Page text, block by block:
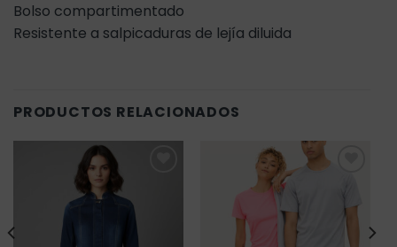
Bolso compartimentado
Resistente a salpicaduras de lejía diluida
PRODUCTOS RELACIONADOS
deseos
lista de
deseos